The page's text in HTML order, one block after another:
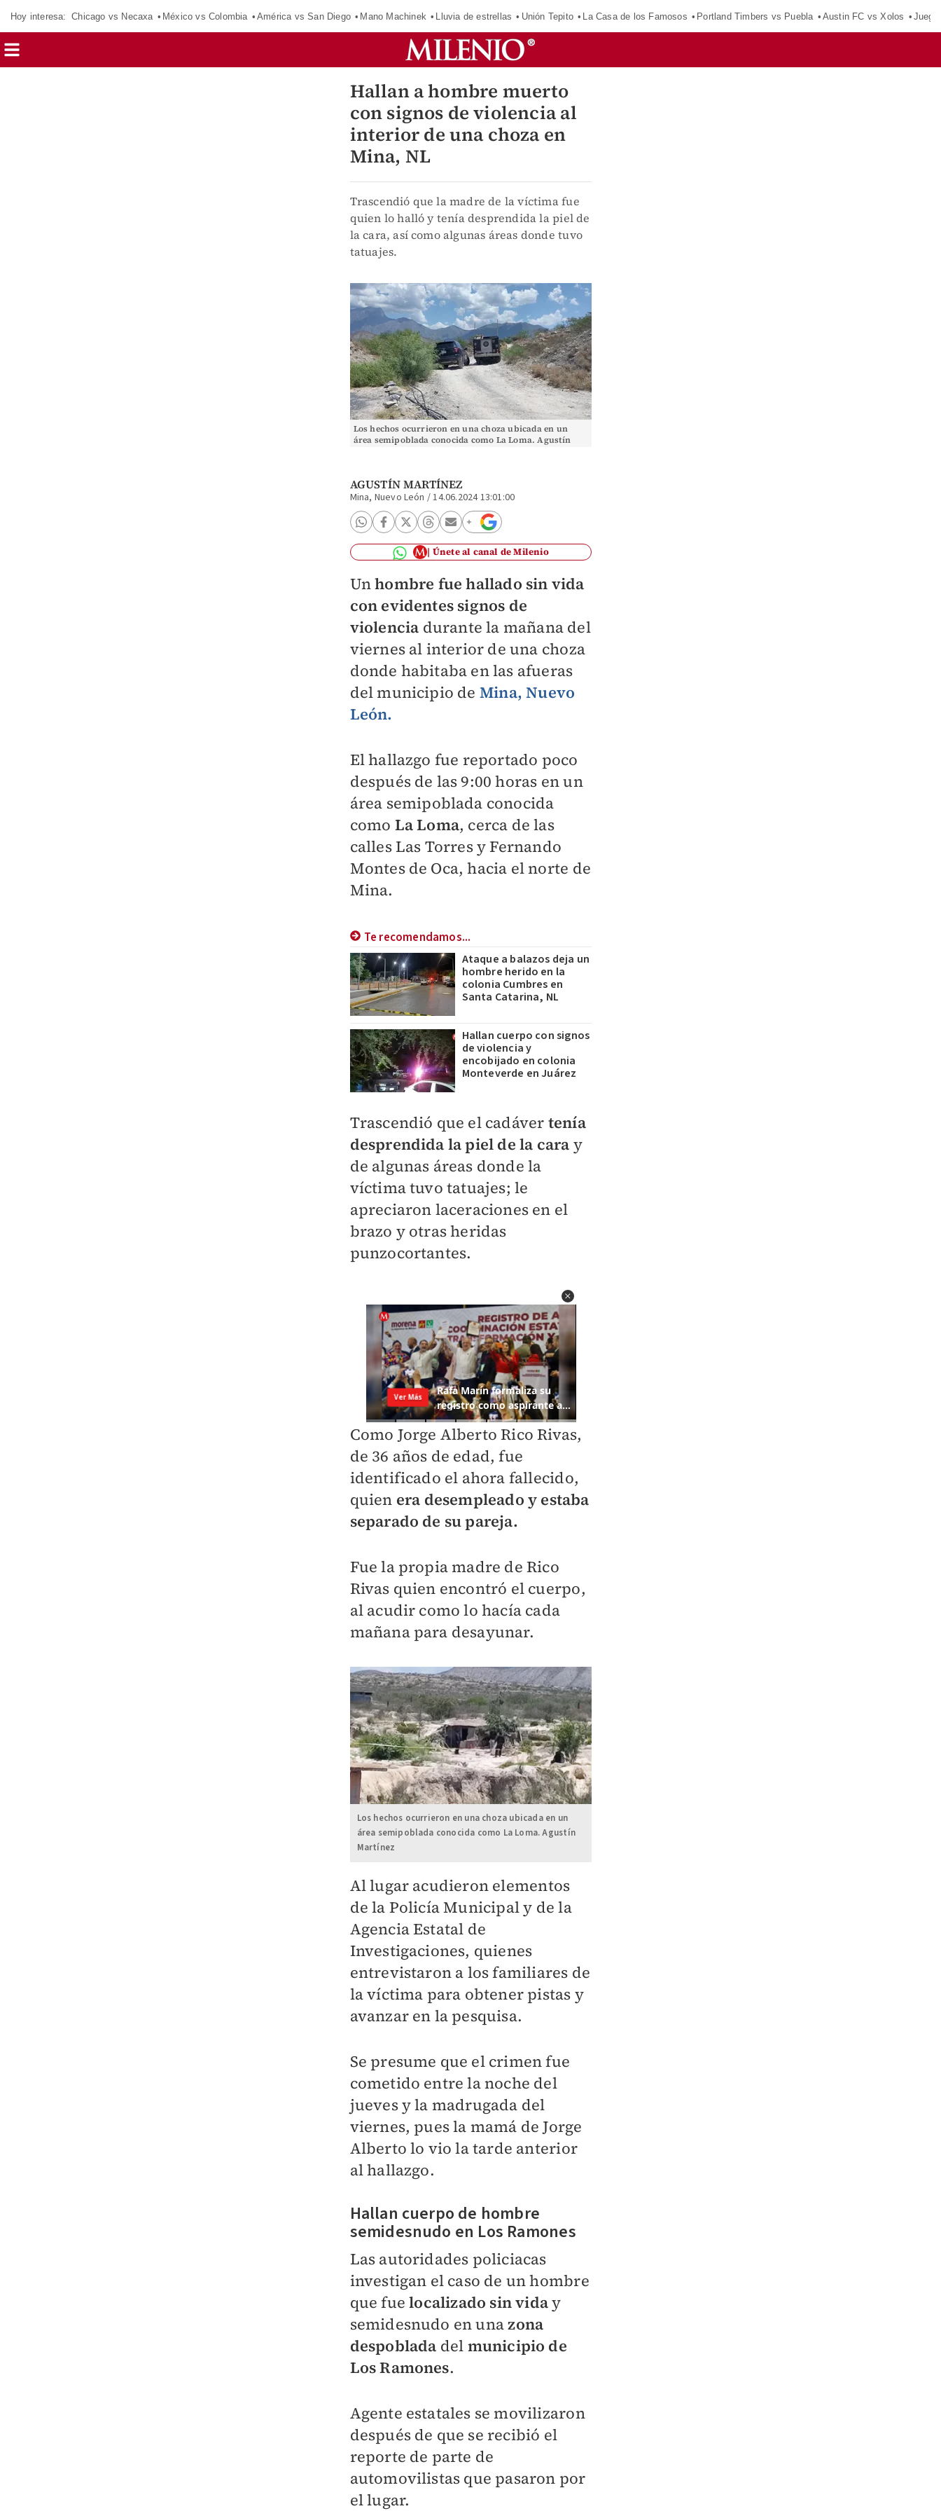
Hoy interesa: Chicago vs Necaxa México vs Colombia América vs San Diego Mano Machinek Lluvia de estrellas Unión Tepito La Casa de los Famosos Portland Timbers vs Puebla Austin FC vs Xolos
Hallan a hombre muerto
con signos de violencia al
interior de una choza en
Mina, NL
Trascendió que la madre de la víctima fue
quien lo halló y tenía desprendida la piel de
la cara, así como algunas áreas donde tuvo
tatuajes.
Los hechos ocurrieron en una choza ubicada en un
área semipoblada conocida como La Loma. Agustín
AGUSTÍN MARTÍNEZ
Mina, Nuevo León /14.06.2024 13:01:00
Únete al canal de Milenio
Unhombre fue hallado sin vida
con evidentes signos de
violencia durante la mañana del
viernes al interior de una choza
donde habitaba en las afueras
del municipio de Mina, Nuevo
León.
El hallazgo fue reportado poco
después de las 9:00 horas en un
área semipoblada conocida
como La Loma, cerca de las
calles Las Torres y Fernando
Montes de Oca, hacia el norte de
Mina.
Te recomendamos...
Ataque a balazos deja un
hombre herido en la
colonia Cumbres en
Santa Catarina, NL
Hallan cuerpo con signos
de violencia y
encobijado en colonia
Monteverde en Juárez
Trascendió que el cadáver tenía
desprendida la piel de la cara y
de algunas áreas donde la
víctima tuvo tatuajes; le
apreciaron laceraciones en el
brazo y otras heridas
punzocortantes.
Como Jorge Alberto Rico Rivas,
de 36 años de edad, fue
identificado el ahora fallecido,
quien era desempleado y estaba
separado de su pareja.
Fue la propia madre de Rico
Rivas quien encontró el cuerpo,
al acudir como lo hacía cada
mañana para desayunar.
Los hechos ocurrieron en una choza ubicada en un
área semipoblada conocida como La Loma. Agustín
Martínez
Al lugar acudieron elementos
de la Policía Municipal y de la
Agencia Estatal de
Investigaciones, quienes
entrevistaron a los familiares de
la víctima para obtener pistas y
avanzar en la pesquisa.
Se presume que el crimen fue
cometido entre la noche del
jueves y la madrugada del
viernes, pues la mamá de Jorge
Alberto lo vio la tarde anterior
al hallazgo.
Hallan cuerpo de hombre
semidesnudo en Los Ramones
Las autoridades policiacas
investigan el caso de un hombre
que fuelocalizado sin viday
semidesnudo en unazona
despoblada del municipio de
Los Ramones.
Agente estatales se movilizaron
después de que se recibió el
reporte de parte de
automovilistas que pasaron por
el lugar.